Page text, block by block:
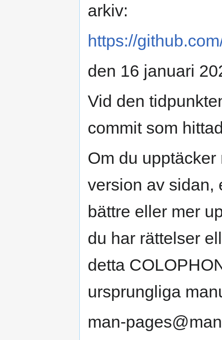
arkiv:
https://
den 16 januari
Vid den
commit som
Om du
version av sidan,
bättre eller mer
du har rättelser
detta
ursprungliga
man-